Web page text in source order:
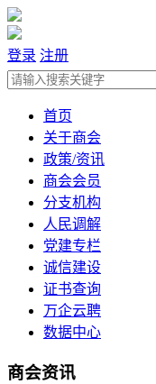
登录 注册
首页
关于商会
政策/资讯
商会会员
分支机构
人民调解
党建专栏
诚信建设
证书查询
万企云聘
数据中心
商会资讯